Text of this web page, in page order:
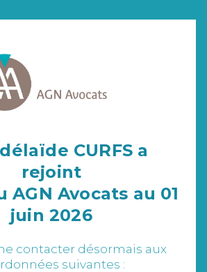
CURFS a
rejoint
AGN Avocats au 01
juin 2026
contacter désormais aux
suivantes :